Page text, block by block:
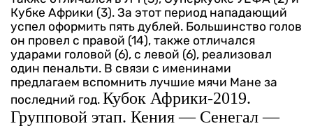
Кубке Африки (3). За этот период нападающий
успел оформить пять дублей. Большинство голов
он провел с правой (14), также отличался
ударами головой (6), с левой (6), реализовал
один пенальти. В связи с именинами
предлагаем вспомнить лучшие мячи Мане за
последний год. Кубок Африки-2019.
Групповой этап. Кения — Сенегал —